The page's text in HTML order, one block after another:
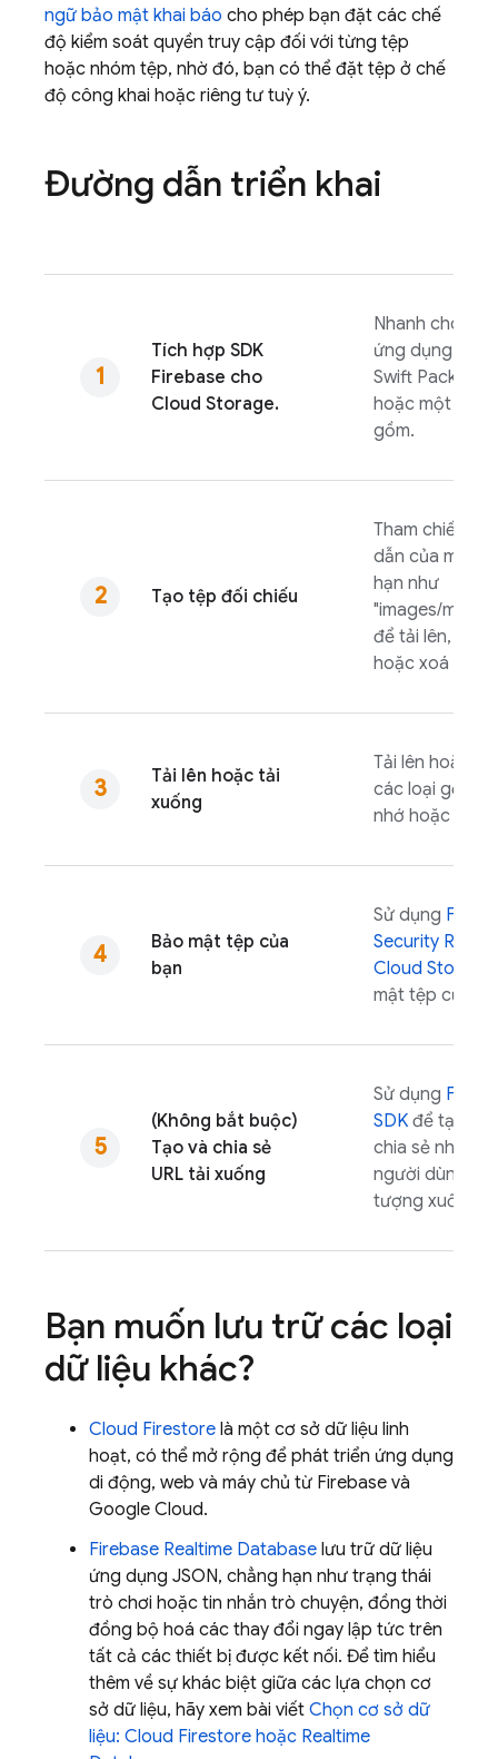
ngữ bảo mật khai báo cho phép bạn đặt các chế
độ kiểm soát quyền truy cập đối với từng tệp
hoặc nhóm tệp, nhờ đó, bạn có thể đặt tệp ở chế
độ công khai hoặc riêng tư tuỳ ý.
Đường dẫn triển khai
Tích hợp SDK
Firebase cho
Cloud Storage.
Nhanh chóng
ứng dụng
Swift Package
hoặc một tập
gồm.
Tạo tệp đối chiếu
Tham chiếu
dẫn của một
hạn như
"images/
để tải lên, tải
hoặc xoá tệp
Tải lên hoặc tải
xuống
Tải lên hoặc
các loại gốc
nhớ hoặc trên
Bảo mật tệp của
bạn
Sử dụng
Security Rules
Cloud Storage
mật tệp của
(Không bắt buộc)
Tạo và chia sẻ
URL tải xuống
Sử dụng
SDK để tạo
chia sẻ nhằm
người dùng tải
tượng xuống.
Bạn muốn lưu trữ các loại
dữ liệu khác?
Cloud Firestore là một cơ sở dữ liệu linh
hoạt, có thể mở rộng để phát triển ứng dụng
di động, web và máy chủ từ Firebase và
Google Cloud.
Firebase Realtime Database lưu trữ dữ liệu
ứng dụng JSON, chẳng hạn như trạng thái
trò chơi hoặc tin nhắn trò chuyện, đồng thời
đồng bộ hoá các thay đổi ngay lập tức trên
tất cả các thiết bị được kết nối. Để tìm hiểu
thêm về sự khác biệt giữa các lựa chọn cơ
sở dữ liệu, hãy xem bài viết Chọn cơ sở dữ
liệu: Cloud Firestore hoặc Realtime